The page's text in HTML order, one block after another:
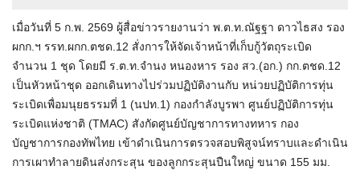
เมื่อวันที่ 5 ก.พ. 2569 ผู้สื่อข่าวรายงานว่า พ.ต.ท.ณัฐฐา ดาวไธสง รอง
ผกก.ฯ รรท.ผกก.ตชด.12 สั่งการให้จัดเจ้าหน้าที่เก็บกู้วัตถุระเบิด
จำนวน 1 ชุด โดยมี ร.ต.ท.จำนง หนองหาร รอง สว.(อก.) กก.ตชด.12
เป็นหัวหน้าชุด ออกเดินทางไปร่วมปฏิบัติงานกับ หน่วยปฏิบัติการทุ่น
ระเบิดเพื่อมนุยธรรมที่ 1 (นปท.1) กองกำลังบูรพา ศูนย์ปฏิบัติการทุ่น
ระเบิดแห่งชาติ (TMAC) สังกัดศูนย์บัญชาการทางทหาร กอง
บัญชาการกองทัพไทย เข้าดำเนินการตรวจสอบพิสูจน์ทราบและดำเนิน
การเผาทำลายดินส่งกระสุน ของลูกกระสุนปืนใหญ่ ขนาด 155 มม.